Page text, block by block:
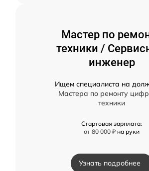
Мастер по
техники /
инженер
Ищем специалиста на
Мастера по ремонту
техники
Стартовая зарплата:
от 80 000 ₽ на руки
Узнать подробнее